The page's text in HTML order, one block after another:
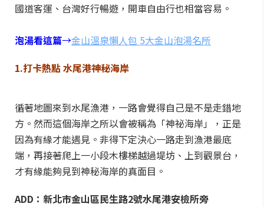
國道客運、台灣好行暢遊，開車自由行也相當容易。
泡湯看這篇→金山溫泉懶人包 5大金山泡湯名所
1.打卡熱點 水尾港神秘海岸
循著地圖來到水尾漁港，一路會覺得自己是不是走錯地
方。然而這個海岸之所以會被稱為「神祕海岸」，正是
因為有緣才能遇見。非得下定決心一路走到漁港最底
端，再接著爬上一小段木樓梯越過堤坊、上到觀景台，
才有緣能夠見到神秘海岸的真面目。
ADD：新北市金山區民生路2號水尾港安檢所旁